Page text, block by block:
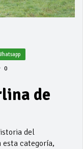
0
de
del
esta categoría,